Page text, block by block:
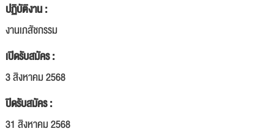
ปฏิบัติงาน :
งานเภสัชกรรม
เปิดรับสมัคร :
3 สิงหาคม 2568
ปิดรับสมัคร :
31 สิงหาคม 2568